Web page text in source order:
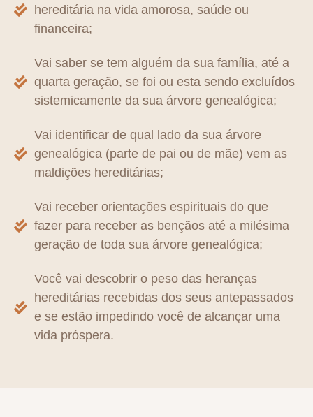
hereditária na vida amorosa, saúde ou
financeira;
Vai saber se tem alguém da sua família, até a
quarta geração, se foi ou esta sendo excluídos
sistemicamente da sua árvore genealógica;
Vai identificar de qual lado da sua árvore
genealógica (parte de pai ou de mãe) vem as
maldições hereditárias;
Vai receber orientações espirituais do que
fazer para receber as bençãos até a milésima
geração de toda sua árvore genealógica;
Você vai descobrir o peso das heranças
hereditárias recebidas dos seus antepassados
e se estão impedindo você de alcançar uma
vida próspera.